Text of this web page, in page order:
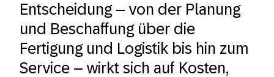
Entscheidung – von der Planung
und Beschaffung über die
Fertigung und Logistik bis hin zum
Service – wirkt sich auf Kosten,